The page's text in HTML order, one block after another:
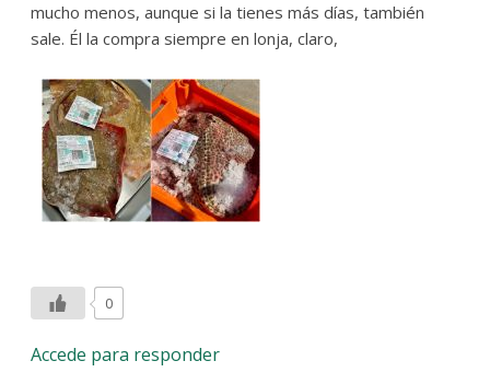
mucho menos, aunque si la tienes más días, también
sale. Él la compra siempre en lonja, claro,
0
Accede para responder